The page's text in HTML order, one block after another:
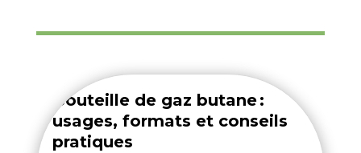
Bouteille de gaz butane :
usages, formats et conseils
pratiques